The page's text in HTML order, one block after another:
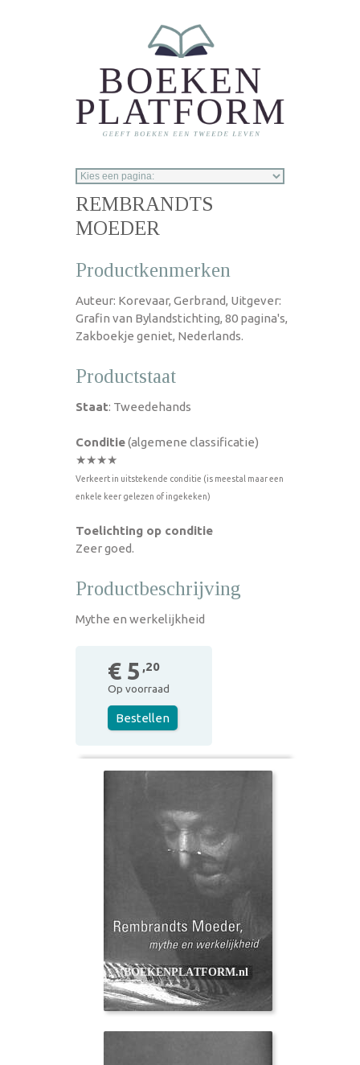
REMBRANDTS
MOEDER
Productkenmerken
Auteur: Korevaar, Gerbrand, Uitgever:
Grafin van Bylandstichting, 80 pagina's,
Zakboekje geniet, Nederlands.
Productstaat
Staat: Tweedehands
Conditie(algemene classificatie)
★★★★
Verkeert in uitstekende conditie (is meestal maar een
enkele keer gelezen of ingekeken)
Toelichting op conditie
Zeer goed.
Productbeschrijving
Mythe en werkelijkheid
€ 5 ,20
Op voorraad
Bestellen